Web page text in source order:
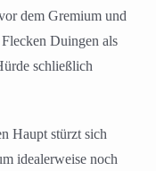
dem Gremium und
Duingen als
schließlich
Haupt stürzt sich
idealerweise noch